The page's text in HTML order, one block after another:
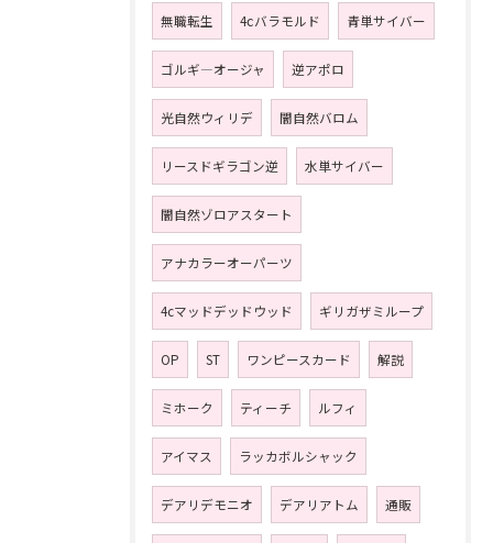
無職転生 4ⅽバラモルド 青単サイバー
ゴルギ―オージャ 逆アポロ
光自然ウィリデ 闇自然バロム
リースドギラゴン逆 水単サイバー
闇自然ゾロアスタート
アナカラーオーパーツ
4cマッドデッドウッド ギリガザミループ
OP ST ワンピースカード 解説
ミホーク ティーチ ルフィ
アイマス ラッカボルシャック
デアリデモニオ デアリアトム 通販